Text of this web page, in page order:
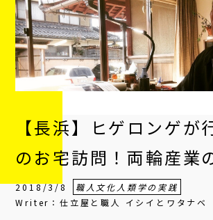
NEWS
EC STORE
CONTACT
【長浜】ヒゲロンゲが
のお宅訪問！両輪産業
2018/3/8
職人文化人類学の実践
Writer：仕立屋と職人 イシイとワタナベ